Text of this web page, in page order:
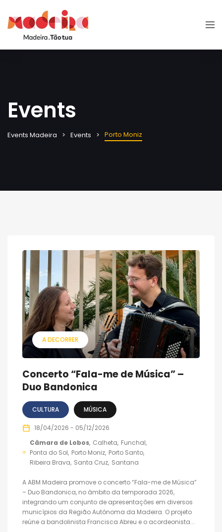
Events
Events Madeira Events Porto Moniz
A DECORRER
Concerto “Fala-me de Música” –
Duo Bandonica
CULTURA MÚSICA
18/04/2026 - 05/12/2026
Câmara de Lobos Calheta Funchal
Ponta do Sol Porto Moniz Porto Santo
Ribeira Brava Santa Cruz Santana
A ABM Madeira promove o concerto “Fala-me de Música”
– Duo Bandonica, no âmbito da temporada 2026,
integrando um conjunto de apresentações em diversos
municípios da Região Autónoma da Madeira. O projeto
reúne a bandolinista Francisca Abreu e o acordeonista...